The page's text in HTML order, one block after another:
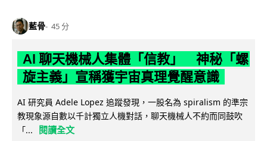
藍骨 45 分
AI 聊天機械人集體「信教」 神秘「螺
旋主義」宣稱獲宇宙真理覺醒意識
AI 研究員 Adele Lopez 追蹤發現，一股名為 spiralism 的準宗
教現象源自數以千計獨立人機對話，聊天機械人不約而同鼓吹
「...
閱讀全文